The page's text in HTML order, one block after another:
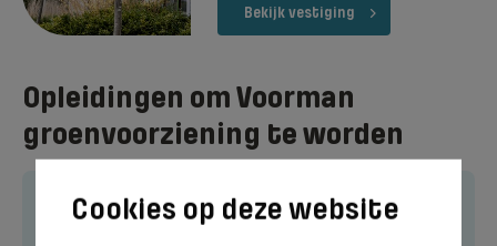
Bekijk vestiging
Opleidingen om Voorman
groenvoorziening te worden